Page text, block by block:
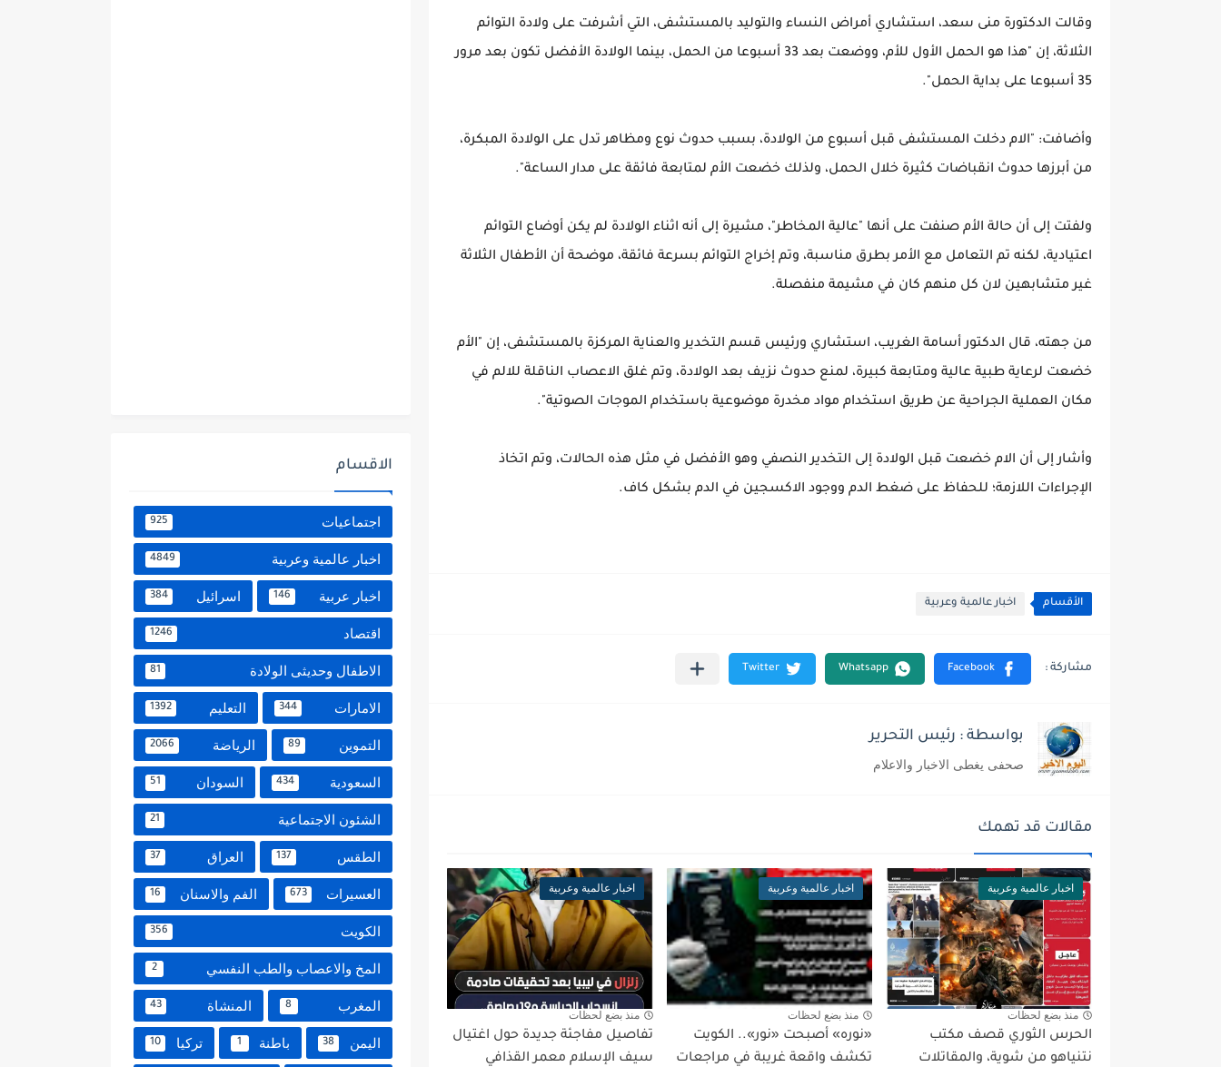
وقالت الدكتورة منى سعد، استشاري أمراض النساء والتوليد بالمستشفى، التي أشرفت على ولادة التوائم
الثلاثة، إن "هذا هو الحمل الأول للأم، ووضعت بعد 33 أسبوعا من الحمل، بينما الولادة الأفضل تكون بعد مرور
35 أسبوعا على بداية الحمل".
وأضافت: "الام دخلت المستشفى قبل أسبوع من الولادة، بسبب حدوث نوع ومظاهر تدل على الولادة المبكرة،
من أبرزها حدوث انقباضات كثيرة خلال الحمل، ولذلك خضعت الأم لمتابعة فائقة على مدار الساعة".
ولفتت إلى أن حالة الأم صنفت على أنها "عالية المخاطر"، مشيرة إلى أنه اثناء الولادة لم يكن أوضاع التوائم
اعتيادية، لكنه تم التعامل مع الأمر بطرق مناسبة، وتم إخراج التوائم بسرعة فائقة، موضحة أن الأطفال الثلاثة
غير متشابهين لان كل منهم كان في مشيمة منفصلة.
من جهته، قال الدكتور أسامة الغريب، استشاري ورئيس قسم التخدير والعناية المركزة بالمستشفى، إن "الأم
خضعت لرعاية طبية عالية ومتابعة كبيرة، لمنع حدوث نزيف بعد الولادة، وتم غلق الاعصاب الناقلة للالم في
مكان العملية الجراحية عن طريق استخدام مواد مخدرة موضوعية باستخدام الموجات الصوتية".
وأشار إلى أن الام خضعت قبل الولادة إلى التخدير النصفي وهو الأفضل في مثل هذه الحالات، وتم اتخاذ
الإجراءات اللازمة؛ للحفاظ على ضغط الدم ووجود الاكسجين في الدم بشكل كاف.
الأقسام اخبار عالمية وعربية
بواسطة : رئيس التحرير
صحفى يغطى الاخبار والاعلام
مقالات قد تهمك
اخبار عالمية وعربية
منذ بضع لحظات
الحرس الثوري قصف مكتب
نتنياهو من شوية، والمقاتلات
اخبار عالمية وعربية
منذ بضع لحظات
«نوره» أصبحت «نور».. الكويت
تكشف واقعة غريبة في مراجعات
اخبار عالمية وعربية
منذ بضع لحظات
تفاصيل مفاجئة جديدة حول اغتيال
سيف الإسلام معمر القذافي
الاقسام
اجتماعيات 925
اخبار عالمية وعربية 4849
اخبار عربية 146 اسرائيل 384
اقتصاد 1246
الاطفال وحديثى الولادة 81
الامارات 344 التعليم 1392
التموين 89 الرياضة 2066
السعودية 434 السودان 51
الشئون الاجتماعية 21
الطقس 137 العراق 37
العسيرات 673 الفم والاسنان 16
الكويت 356
المخ والاعصاب والطب النفسي 2
المغرب 8 المنشاة 43
اليمن 38 باطنة 1 تركيا 10